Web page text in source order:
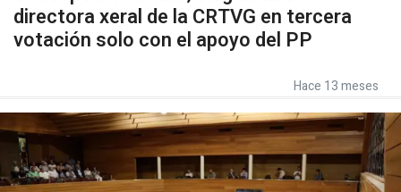
directora xeral de la CRTVG en tercera
votación solo con el apoyo del PP
Hace 13 meses